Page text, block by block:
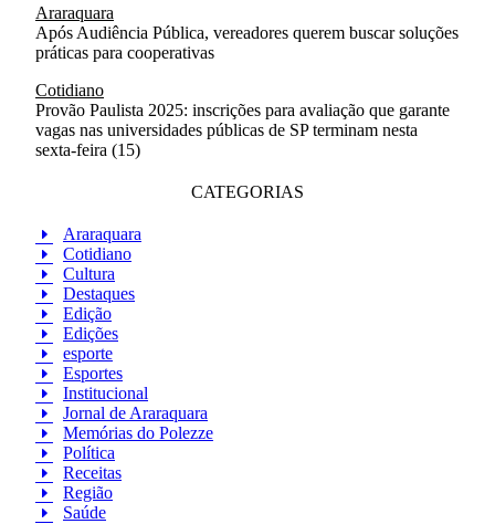
Araraquara
Após Audiência Pública, vereadores querem buscar soluções
práticas para cooperativas
Cotidiano
Provão Paulista 2025: inscrições para avaliação que garante
vagas nas universidades públicas de SP terminam nesta
sexta-feira (15)
CATEGORIAS
Araraquara
Cotidiano
Cultura
Destaques
Edição
Edições
esporte
Esportes
Institucional
Jornal de Araraquara
Memórias do Polezze
Política
Receitas
Região
Saúde